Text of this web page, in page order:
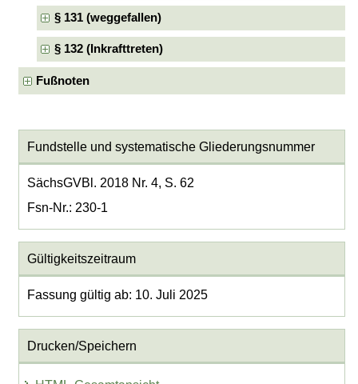
§ 131 (weggefallen)
§ 132 (Inkrafttreten)
Fußnoten
Fundstelle und systematische Gliederungsnummer
SächsGVBl. 2018 Nr. 4, S. 62
Fsn-Nr.: 230-1
Gültigkeitszeitraum
Fassung gültig ab: 10. Juli 2025
Drucken/Speichern